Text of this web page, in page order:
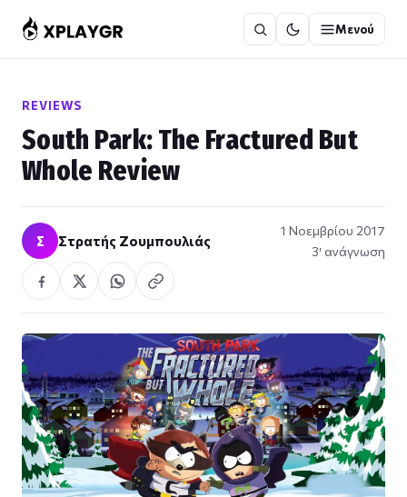
στο
περιεχόμενο
Μενού
REVIEWS
South Park: The Fractured But
Whole Review
Σ Στρατής Ζουμπουλιάς
1 Νοεμβρίου 2017
3′ ανάγνωση